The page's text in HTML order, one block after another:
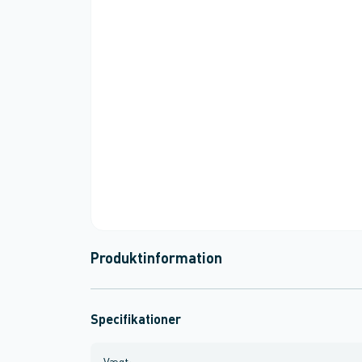
Produktinformation
Specifikationer